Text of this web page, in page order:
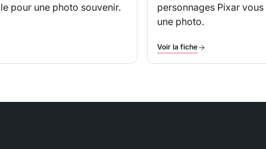
pour une photo souvenir.
personnages Pixar
une photo.
Voir la fiche